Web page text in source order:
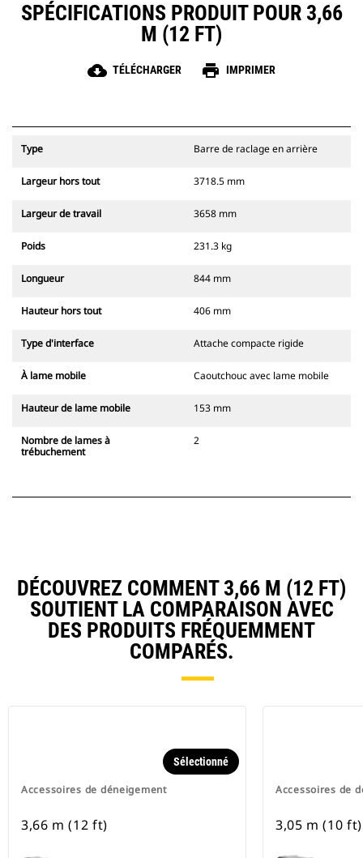
SPÉCIFICATIONS PRODUIT POUR 3,66
M (12 FT)
cloud_download TÉLÉCHARGER print IMPRIMER
Type Barre de raclage en arrière
Largeur hors tout 3718.5 mm
Largeur de travail 3658 mm
Poids 231.3 kg
Longueur 844 mm
Hauteur hors tout 406 mm
Type d'interface Attache compacte rigide
À lame mobile Caoutchouc avec lame mobile
Hauteur de lame mobile 153 mm
Nombre de lames à
trébuchement
2
DÉCOUVREZ COMMENT 3,66 M (12 FT)
SOUTIENT LA COMPARAISON AVEC
DES PRODUITS FRÉQUEMMENT
COMPARÉS.
Accessoires de déneigement
Sélectionné
3,66 m (12 ft)
Accessoires de
3,05 m (10 ft)